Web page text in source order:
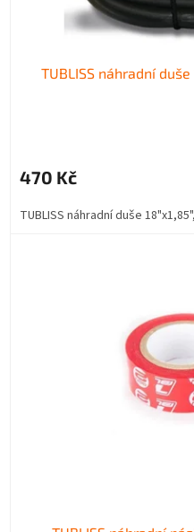
TUBLISS náhradní duše
470 Kč
TUBLISS náhradní duše